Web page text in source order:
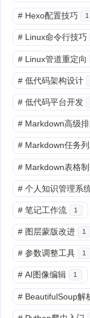
# Hexo配置技巧 1
# Linux命令行技巧
# Linux管道重定向
# 低代码架构设计
# 低代码平台开发
# Markdown高级
# Markdown任务
# Markdown表格
# 个人知识管理系
# 笔记工作流 1
# 图层蒙版改进 1
# 参数调整工具 1
# AI图像编辑 1
# BeautifulSoup解